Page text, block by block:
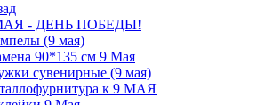
- ДЕНЬ ПОБЕДЫ!
(9 мая)
90*135 см 9 Мая
cувенирные (9 мая)
к 9 МАЯ